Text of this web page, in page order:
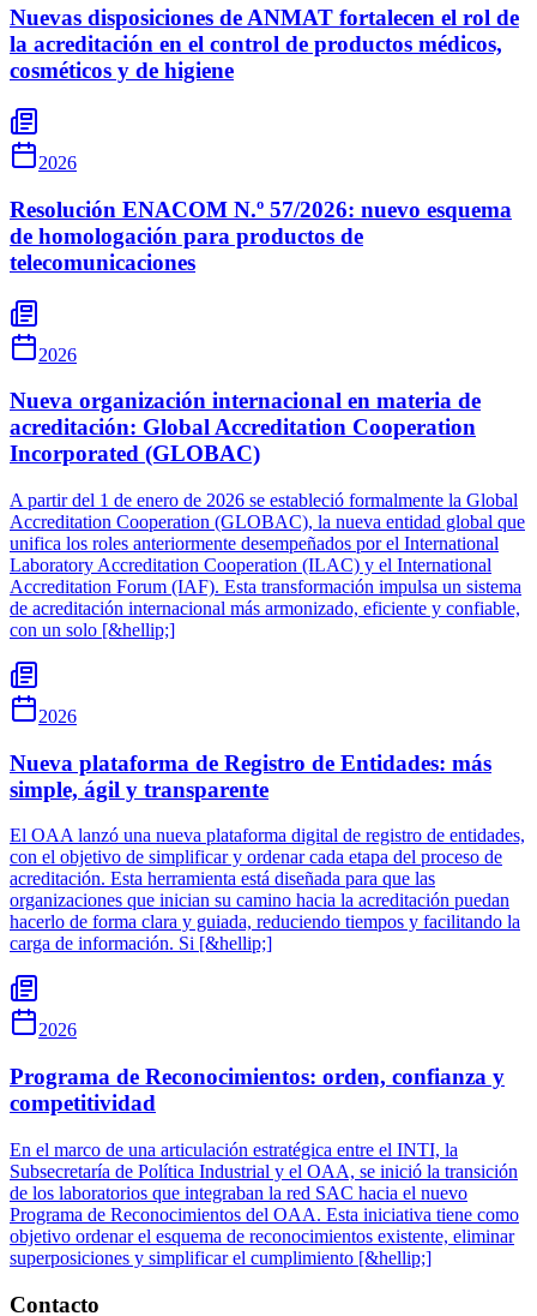
Nuevas disposiciones de ANMAT fortalecen el rol de
la acreditación en el control de productos médicos,
cosméticos y de higiene
2026
Resolución ENACOM N.º 57/2026: nuevo esquema
de homologación para productos de
telecomunicaciones
2026
Nueva organización internacional en materia de
acreditación: Global Accreditation Cooperation
Incorporated (GLOBAC)
A partir del 1 de enero de 2026 se estableció formalmente la Global
Accreditation Cooperation (GLOBAC), la nueva entidad global que
unifica los roles anteriormente desempeñados por el International
Laboratory Accreditation Cooperation (ILAC) y el International
Accreditation Forum (IAF). Esta transformación impulsa un sistema
de acreditación internacional más armonizado, eficiente y confiable,
con un solo [&hellip;]
2026
Nueva plataforma de Registro de Entidades: más
simple, ágil y transparente
El OAA lanzó una nueva plataforma digital de registro de entidades,
con el objetivo de simplificar y ordenar cada etapa del proceso de
acreditación. Esta herramienta está diseñada para que las
organizaciones que inician su camino hacia la acreditación puedan
hacerlo de forma clara y guiada, reduciendo tiempos y facilitando la
carga de información. Si [&hellip;]
2026
Programa de Reconocimientos: orden, confianza y
competitividad
En el marco de una articulación estratégica entre el INTI, la
Subsecretaría de Política Industrial y el OAA, se inició la transición
de los laboratorios que integraban la red SAC hacia el nuevo
Programa de Reconocimientos del OAA. Esta iniciativa tiene como
objetivo ordenar el esquema de reconocimientos existente, eliminar
superposiciones y simplificar el cumplimiento [&hellip;]
Contacto